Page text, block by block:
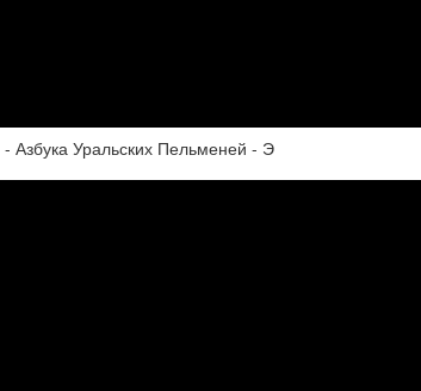
Азбука Уральских Пельменей - Э